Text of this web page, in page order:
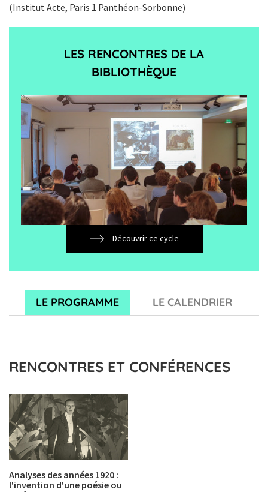
(Institut Acte, Paris 1 Panthéon-Sorbonne)
LES RENCONTRES DE LA
BIBLIOTHÈQUE
Découvrir ce cycle
LE PROGRAMME LE CALENDRIER
RENCONTRES ET CONFÉRENCES
Analyses des années 1920 :
l'invention d'une poésie ou